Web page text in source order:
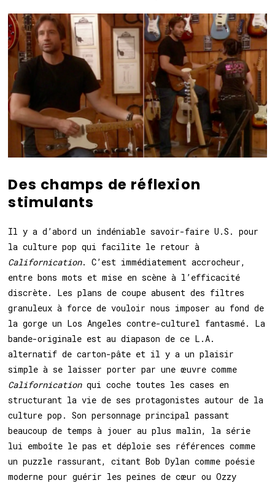
Des champs de réflexion
stimulants
Il y a d’abord un indéniable savoir-faire U.S. pour
la culture pop qui facilite le retour à
Californication. C’est immédiatement accrocheur,
entre bons mots et mise en scène à l’efficacité
discrète. Les plans de coupe abusent des filtres
granuleux à force de vouloir nous imposer au fond de
la gorge un Los Angeles contre-culturel fantasmé. La
bande-originale est au diapason de ce L.A.
alternatif de carton-pâte et il y a un plaisir
simple à se laisser porter par une œuvre comme
Californicationqui coche toutes les cases en
structurant la vie de ses protagonistes autour de la
culture pop. Son personnage principal passant
beaucoup de temps à jouer au plus malin, la série
lui emboîte le pas et déploie ses références comme
un puzzle rassurant, citant Bob Dylan comme poésie
moderne pour guérir les peines de cœur ou Ozzy